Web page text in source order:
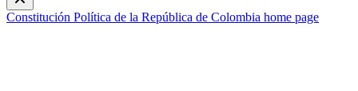
Constitución Política de la República de Colombia home page